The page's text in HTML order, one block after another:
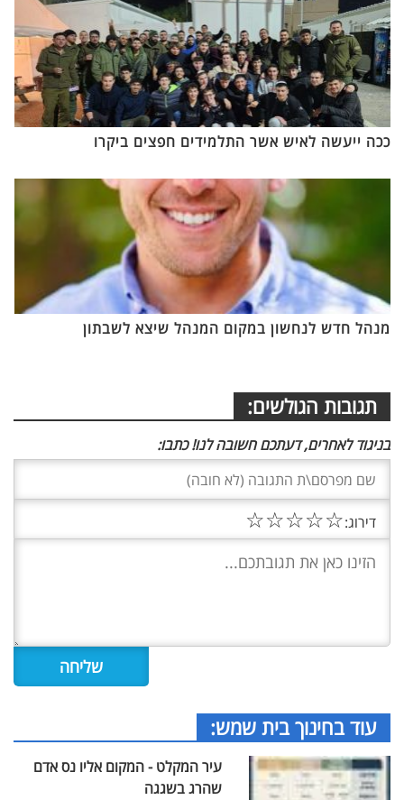
ככה ייעשה לאיש אשר התלמידים חפצים ביקרו
מנהל חדש לנחשון במקום המנהל שיצא לשבתון
תגובות הגולשים:
בניגוד לאחרים, דעתכם חשובה לנו! כתבו:
דירוג:☆
☆
☆
☆
☆
עוד בחינוך בית שמש:
עיר המקלט - המקום אליו נס אדם
שהרג בשגגה